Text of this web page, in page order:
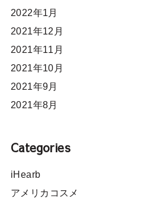
2022年1月
2021年12月
2021年11月
2021年10月
2021年9月
2021年8月
Categories
iHearb
アメリカコスメ